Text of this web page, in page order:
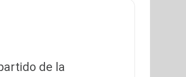
de la